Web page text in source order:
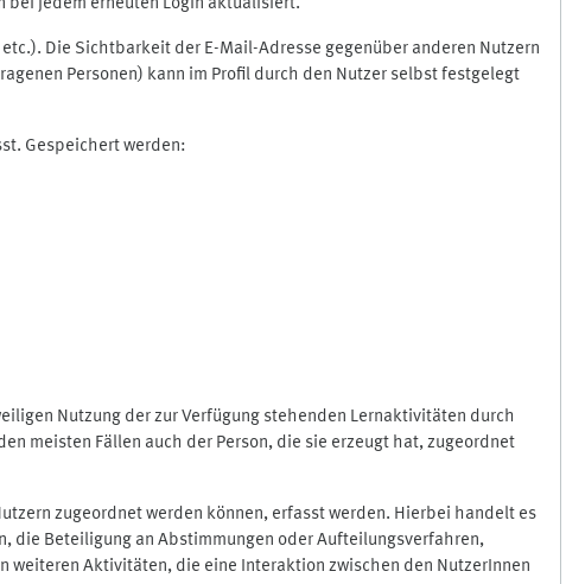
bei jedem erneuten Login aktualisiert.
Die Sichtbarkeit der E-Mail-Adresse gegenüber anderen Nutzern
Personen) kann im Profil durch den Nutzer selbst festgelegt
Gespeichert werden:
Nutzung der zur Verfügung stehenden Lernaktivitäten durch
meisten Fällen auch der Person, die sie erzeugt hat, zugeordnet
zugeordnet werden können, erfasst werden. Hierbei handelt es
die Beteiligung an Abstimmungen oder Aufteilungsverfahren,
weiteren Aktivitäten, die eine Interaktion zwischen den NutzerInnen